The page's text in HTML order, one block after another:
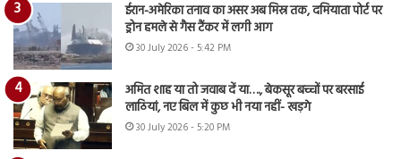
ईरान-अमेरिका तनाव का असर अब मिस्र तक, दमियाता पोर्ट पर
ड्रोन हमले से गैस टैंकर में लगी आग
30 July 2026 - 5:42 PM
अमित शाह या तो जवाब दें या…., बेकसूर बच्चों पर बरसाई
लाठियां, नए बिल में कुछ भी नया नहीं- खड़गे
30 July 2026 - 5:20 PM